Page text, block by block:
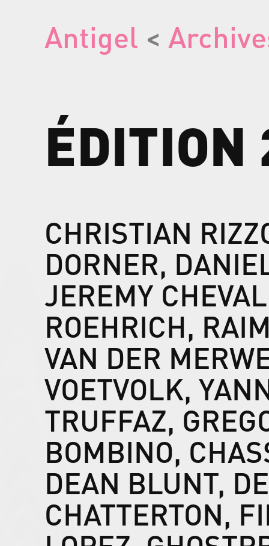
Antigel <
ÉDITION
CHRISTIAN
DORNER,
JEREMY
ROEHRICH,
VAN DER
VOETVOLK,
TRUFFAZ,
BOMBINO,
DEAN BLUNT,
CHATTERTON,